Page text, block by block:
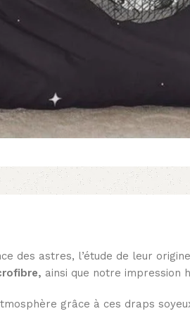
des astres, l’étude de leur
ainsi que notre impression
grâce à ces draps